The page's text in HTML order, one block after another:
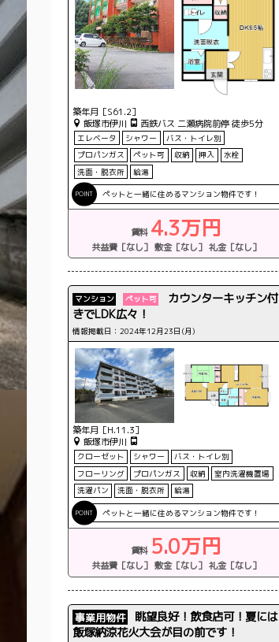
築年月［S61.2］
飯塚市伊川
西鉄バス 二瀬病院前停 徒歩5分
エレベータ シャワー
バス・トイレ別
プロパンガス
ペット可 収納 押入
水栓
洗面・脱衣所
給湯
ペットと一緒に住めるマンション物件です！
賃料 4.3万円
共益費［なし］ 敷金［なし］ 礼金［なし］
マンション ペット可
カウンターキッチン付
きでLDK広々！
情報掲載日：2024年12月23日(月)
築年月［H.11.3］
飯塚市伊川
クローゼット シャワー
バス・トイレ別
フローリング
プロパンガス 収納
室内洗濯機置場
洗濯パン
洗面・脱衣所 給湯
ペットと一緒に住めるマンション物件です！
賃料 5.0万円
共益費［なし］ 敷金［なし］ 礼金［なし］
事業用物件
眺望良好！飲食店可！夏には
飯塚納涼花火大会が目の前です！